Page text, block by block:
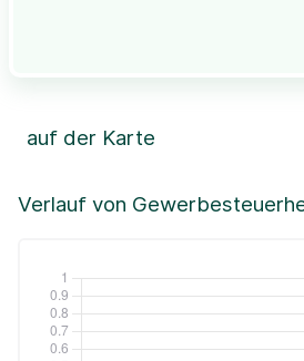
Verlauf von
auf der Karte
+
Leaflet|©OpenStreetMap, ©CartoDB,